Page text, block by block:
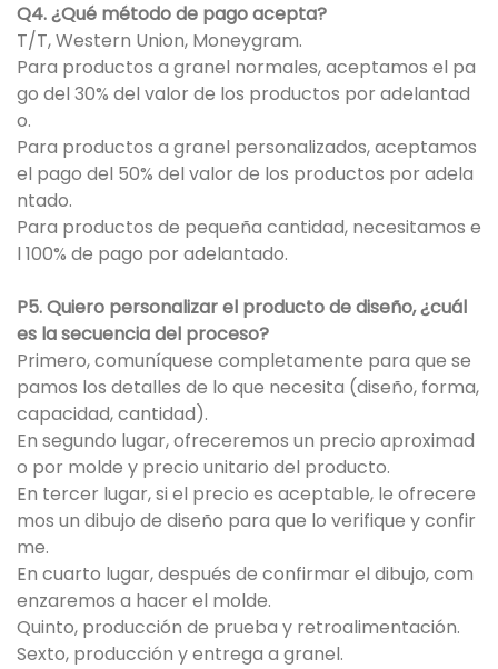
Q4. ¿Qué método de pago acepta?
T/T, Western Union, Moneygram.
Para productos a granel normales, aceptamos el pa
go del 30% del valor de los productos por adelantad
o.
Para productos a granel personalizados, aceptamos
el pago del 50% del valor de los productos por adela
ntado.
Para productos de pequeña cantidad, necesitamos e
l 100% de pago por adelantado.
P5. Quiero personalizar el producto de diseño, ¿cuál
es la secuencia del proceso?
Primero, comuníquese completamente para que se
pamos los detalles de lo que necesita (diseño, forma,
capacidad, cantidad).
En segundo lugar, ofreceremos un precio aproximad
o por molde y precio unitario del producto.
En tercer lugar, si el precio es aceptable, le ofrecere
mos un dibujo de diseño para que lo verifique y confir
me.
En cuarto lugar, después de confirmar el dibujo, com
enzaremos a hacer el molde.
Quinto, producción de prueba y retroalimentación.
Sexto, producción y entrega a granel.